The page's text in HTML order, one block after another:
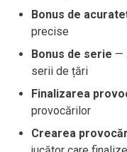
Bonus de
precise
Bonus de serie —
serii de țări
Finalizarea
provocărilor
Crearea